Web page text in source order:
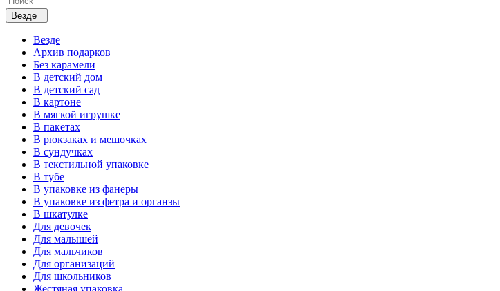
Везде
Везде
Архив подарков
Без карамели
В детский дом
В детский сад
В картоне
В мягкой игрушке
В пакетах
В рюкзаках и мешочках
В сундучках
В текстильной упаковке
В тубе
В упаковке из фанеры
В упаковке из фетра и органзы
В шкатулке
Для девочек
Для малышей
Для мальчиков
Для организаций
Для школьников
Жестяная упаковка